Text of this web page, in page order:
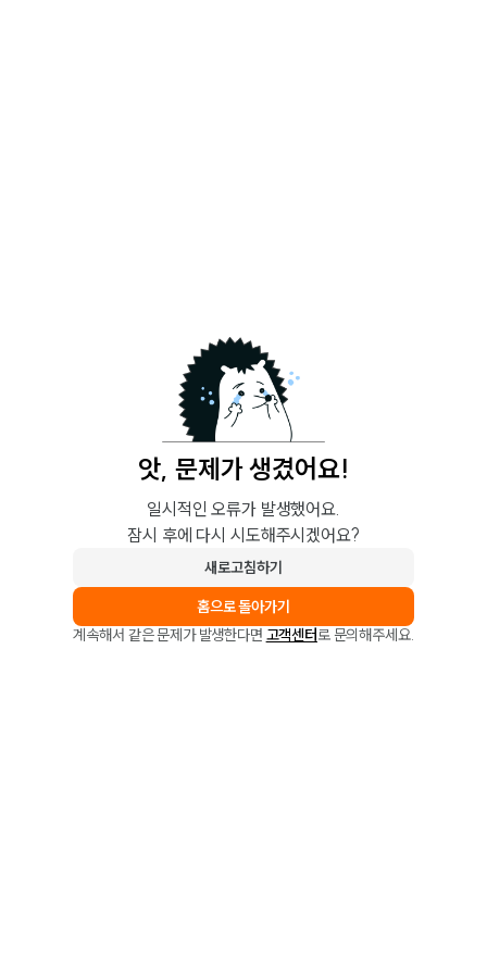
앗, 문제가 생겼어요!
일시적인 오류가 발생했어요.
잠시 후에 다시 시도해주시겠어요?
새로고침하기
홈으로 돌아가기
계속해서 같은 문제가 발생한다면 고객센터로 문의해주세요.